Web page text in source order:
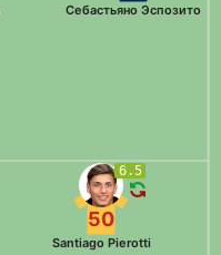
Себастьяно Эспозито
6.5
50
Santiago Pierotti